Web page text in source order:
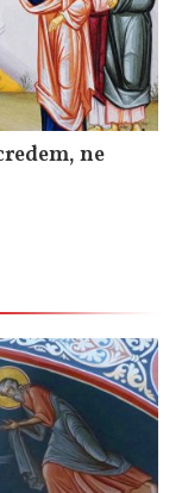
ne